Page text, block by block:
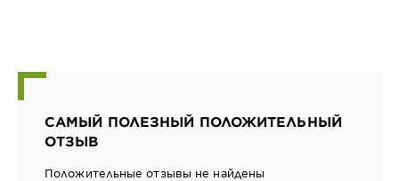
САМЫЙ ПОЛЕЗНЫЙ ПОЛОЖИТЕЛЬНЫЙ
ОТЗЫВ
Положительные отзывы не найдены